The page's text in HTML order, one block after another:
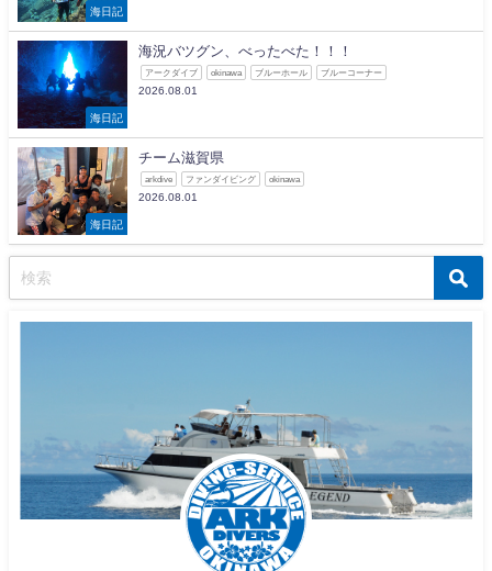
海日記
海日記
海況バツグン、べったべた！！！
アークダイブ okinawa ブルーホール ブルーコーナー
2026.08.01
海日記
チーム滋賀県
arkdive ファンダイビング okinawa
2026.08.01